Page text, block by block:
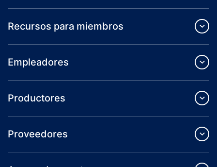
Recursos para miembros
Empleadores
Productores
Proveedores